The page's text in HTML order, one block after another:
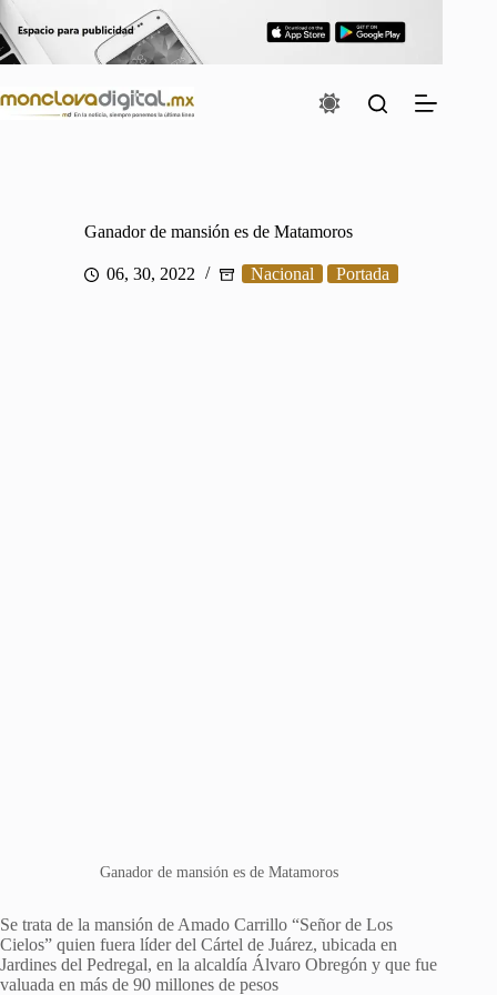
al
contenido
Ganador de mansión es de Matamoros
06, 30, 2022 Nacional Portada
Ganador de mansión es de Matamoros
Se trata de la mansión de Amado Carrillo “Señor de Los
Cielos” quien fuera líder del Cártel de Juárez, ubicada en
Jardines del Pedregal, en la alcaldía Álvaro Obregón y que fue
valuada en más de 90 millones de pesos